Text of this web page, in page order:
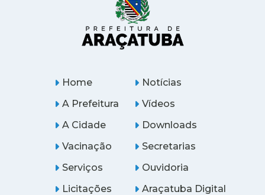
Home
A Prefeitura
A Cidade
Notícias
Vídeos
Downloads
Vacinação
Serviços
Licitações
Secretarias
Ouvidoria
Araçatuba Digital